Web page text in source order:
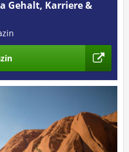
Gehalt, Karriere &